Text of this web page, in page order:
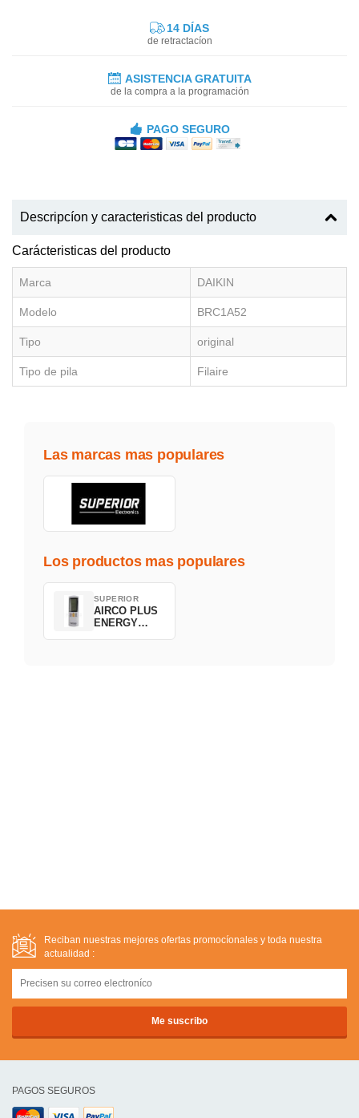
14 DÍAS
de retractacíon
ASISTENCIA GRATUITA
de la compra a la programación
PAGO SEGURO
Descripcíon y caracteristicas del producto
Carácteristicas del producto
Marca DAIKIN
Modelo BRC1A52
Tipo original
Tipo de pila Filaire
Las marcas mas populares
Los productos mas populares
SUPERIOR
AIRCO PLUS
ENERGY
Reciban nuestras mejores ofertas promocíonales y toda nuestra
actualidad :
PAGOS SEGUROS